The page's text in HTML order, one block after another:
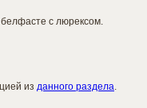
с люрексом.
из данного раздела.